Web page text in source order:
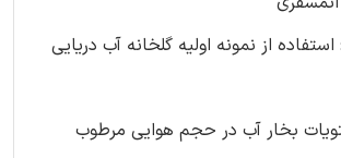
بخار آب در حجم هوایی مرطوب